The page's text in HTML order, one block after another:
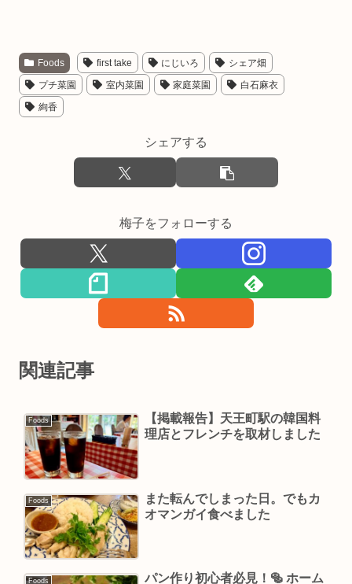
e
b
o
o
d
Foods first take にじいろ シェア畑
プチ菜園 室内菜園 家庭菜園
白石麻衣
絢香
シェアする
梅子をフォローする
関連記事
Foods
【掲載報告】天王町駅の韓国料
理店とフレンチを取材しました
Foods
また転んでしまった日。でもカ
オマンガイ食べました
Foods パン作り初心者必見！🥯 ホーム